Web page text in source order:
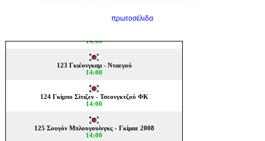
πρωτοσέλιδα